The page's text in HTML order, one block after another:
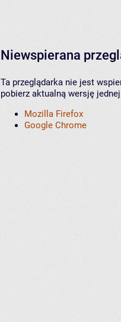
Niewspierana
Ta przeglądarka nie jest
pobierz aktualną wersję
Mozilla Firefox
Google Chrome